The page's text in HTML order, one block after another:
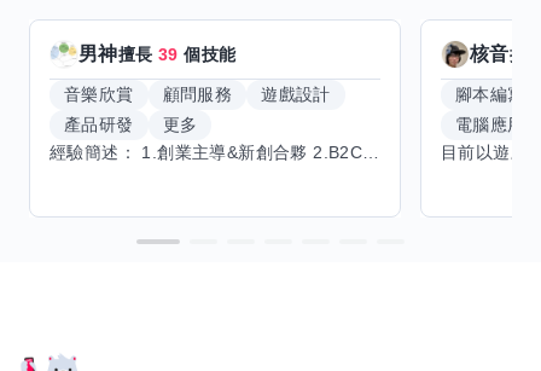
男神擅長39 個技能
音樂欣賞 顧問服務
遊戲設計
產品研發
更多
核音擅
腳本編寫
電腦應用